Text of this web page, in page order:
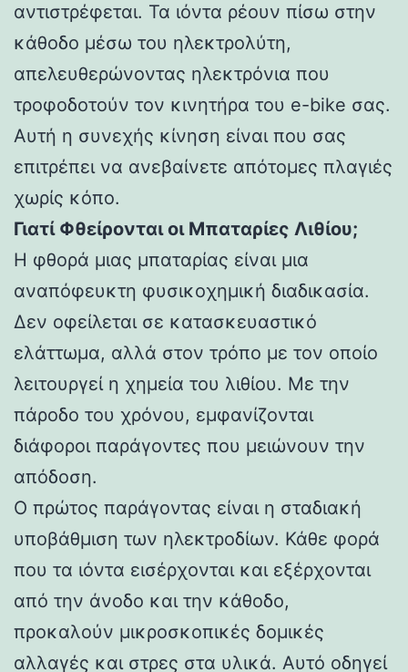
αντιστρέφεται. Τα ιόντα ρέουν πίσω στην
κάθοδο μέσω του ηλεκτρολύτη,
απελευθερώνοντας ηλεκτρόνια που
τροφοδοτούν τον κινητήρα του e-bike σας.
Αυτή η συνεχής κίνηση είναι που σας
επιτρέπει να ανεβαίνετε απότομες πλαγιές
χωρίς κόπο.
Γιατί Φθείρονται οι Μπαταρίες Λιθίου;
Η φθορά μιας μπαταρίας είναι μια
αναπόφευκτη φυσικοχημική διαδικασία.
Δεν οφείλεται σε κατασκευαστικό
ελάττωμα, αλλά στον τρόπο με τον οποίο
λειτουργεί η χημεία του λιθίου. Με την
πάροδο του χρόνου, εμφανίζονται
διάφοροι παράγοντες που μειώνουν την
απόδοση.
Ο πρώτος παράγοντας είναι η σταδιακή
υποβάθμιση των ηλεκτροδίων. Κάθε φορά
που τα ιόντα εισέρχονται και εξέρχονται
από την άνοδο και την κάθοδο,
προκαλούν μικροσκοπικές δομικές
αλλαγές και στρες στα υλικά. Αυτό οδηγεί